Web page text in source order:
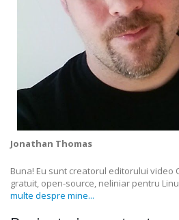
Jonathan Thomas
Buna! Eu sunt creatorul editorului video
gratuit, open-source, neliniar pentru
multe despre mine...